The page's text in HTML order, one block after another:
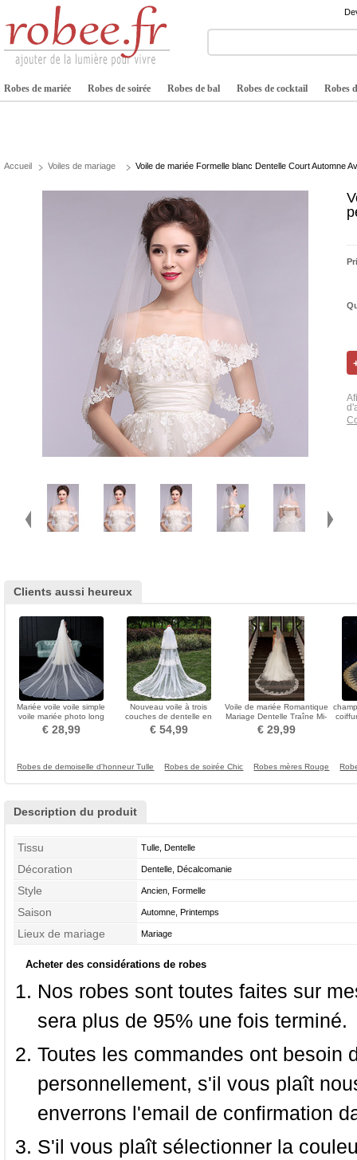
Robes de mariée Robes de soirée Robes de bal Robes de cocktail Robes
Accueil Voiles de mariage Voile de mariée Formelle blanc Dentelle Court Automne
Clients aussi heureux
Mariée voile voile simple
voile mariée photo long
voile accessoires de
mariage
€ 28,99
Nouveau voile à trois
couches de dentelle en
gros accessoires de
mariage voile de queue de
€ 54,99
Voile de mariée Romantique
Mariage Dentelle Traîne Mi-
longue
€ 29,99
Robes de demoiselle d'honneur Tulle Robes de soirée Chic Robes mères Rouge
Description du produit
Tissu Tulle, Dentelle
Décoration Dentelle, Décalcomanie
Style Ancien, Formelle
Saison Automne, Printemps
Lieux de mariage Mariage
Acheter des considérations de robes
Nos robes sont toutes faites sur
sera plus de 95% une fois terminé.
Toutes les commandes ont besoin
personnellement, s'il vous plaît
enverrons l'email de confirmation
S'il vous plaît sélectionner la